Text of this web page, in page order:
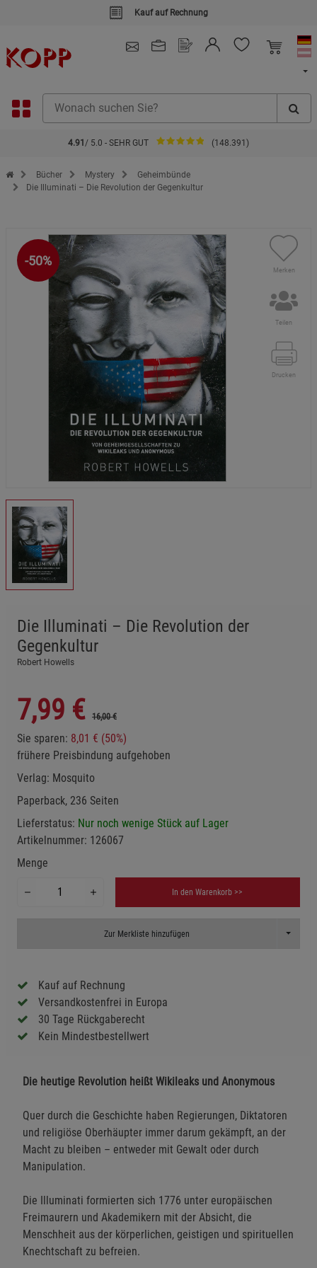
Kauf auf Rechnung
4.91 / 5.0 - SEHR GUT (148.391)
Zur Startseite des Kopp Verlag Online-Shop
Bücher Mystery
Geheimbünde
Die Illuminati – Die Revolution der Gegenkultur
-50%
Merken
Teilen
Drucken
Die Illuminati – Die Revolution der
Gegenkultur
Robert Howells
7,99 € 16,00 €
Sie sparen: 8,01 € (50%)
frühere Preisbindung aufgehoben
Verlag: Mosquito
Paperback, 236 Seiten
Lieferstatus: Nur noch wenige Stück auf Lager
Artikelnummer: 126067
Menge
In den Warenkorb >>
Zur Merkliste hinzufügen Toggle
Kauf auf Rechnung
Versandkostenfrei in Europa
30 Tage Rückgaberecht
Kein Mindestbestellwert
Die heutige Revolution heißt Wikileaks und Anonymous
Quer durch die Geschichte haben Regierungen, Diktatoren
und religiöse Oberhäupter immer darum gekämpft, an der
Macht zu bleiben – entweder mit Gewalt oder durch
Manipulation.
Die Illuminati formierten sich 1776 unter europäischen
Freimaurern und Akademikern mit der Absicht, die
Menschheit aus der körperlichen, geistigen und spirituellen
Knechtschaft zu befreien.